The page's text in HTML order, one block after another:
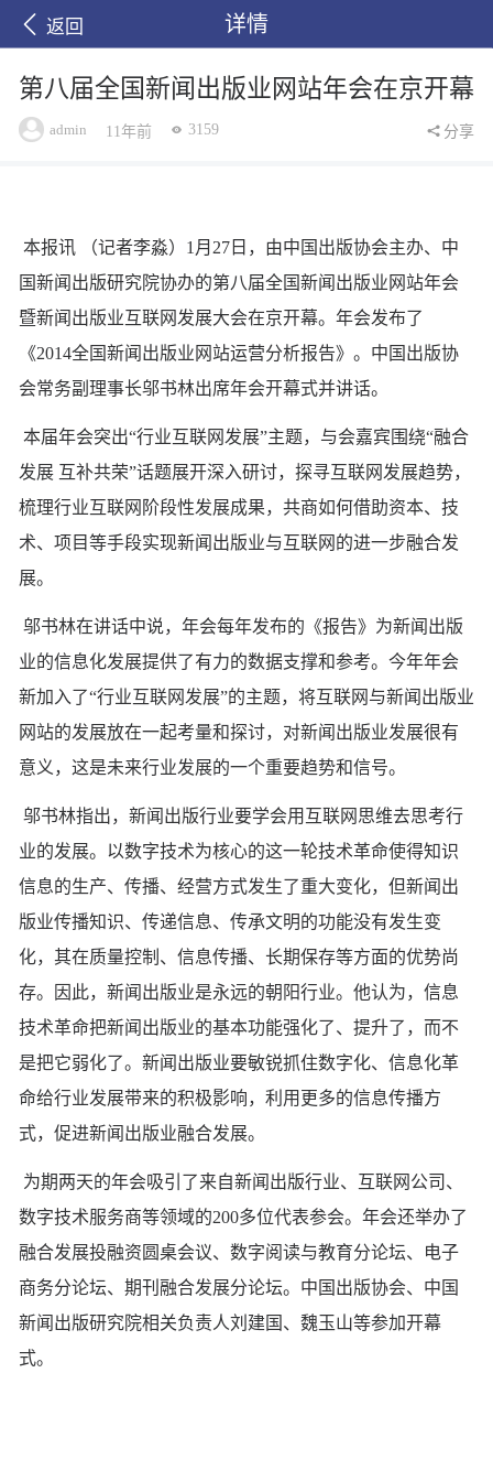
返回 详情
第八届全国新闻出版业网站年会在京开幕
admin 11年前 3159 分享
本报讯 （记者李淼）1月27日，由中国出版协会主办、中
国新闻出版研究院协办的第八届全国新闻出版业网站年会
暨新闻出版业互联网发展大会在京开幕。年会发布了
《2014全国新闻出版业网站运营分析报告》。中国出版协
会常务副理事长邬书林出席年会开幕式并讲话。
本届年会突出“行业互联网发展”主题，与会嘉宾围绕“融合
发展 互补共荣”话题展开深入研讨，探寻互联网发展趋势，
梳理行业互联网阶段性发展成果，共商如何借助资本、技
术、项目等手段实现新闻出版业与互联网的进一步融合发
展。
邬书林在讲话中说，年会每年发布的《报告》为新闻出版
业的信息化发展提供了有力的数据支撑和参考。今年年会
新加入了“行业互联网发展”的主题，将互联网与新闻出版业
网站的发展放在一起考量和探讨，对新闻出版业发展很有
意义，这是未来行业发展的一个重要趋势和信号。
邬书林指出，新闻出版行业要学会用互联网思维去思考行
业的发展。以数字技术为核心的这一轮技术革命使得知识
信息的生产、传播、经营方式发生了重大变化，但新闻出
版业传播知识、传递信息、传承文明的功能没有发生变
化，其在质量控制、信息传播、长期保存等方面的优势尚
存。因此，新闻出版业是永远的朝阳行业。他认为，信息
技术革命把新闻出版业的基本功能强化了、提升了，而不
是把它弱化了。新闻出版业要敏锐抓住数字化、信息化革
命给行业发展带来的积极影响，利用更多的信息传播方
式，促进新闻出版业融合发展。
为期两天的年会吸引了来自新闻出版行业、互联网公司、
数字技术服务商等领域的200多位代表参会。年会还举办了
融合发展投融资圆桌会议、数字阅读与教育分论坛、电子
商务分论坛、期刊融合发展分论坛。中国出版协会、中国
新闻出版研究院相关负责人刘建国、魏玉山等参加开幕
式。